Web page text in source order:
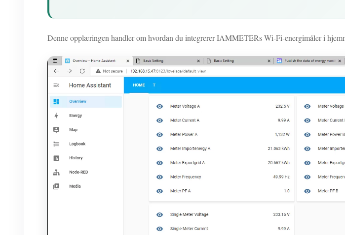
Denne opplæringen handler om hvordan du integrerer IAMMETERs Wi-Fi-energimåler i